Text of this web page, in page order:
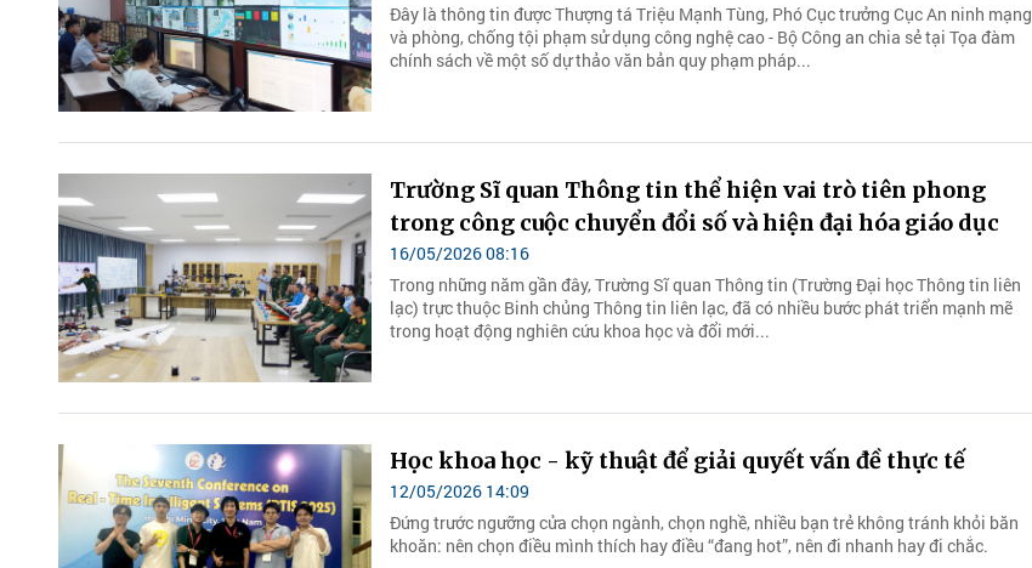
Đây là thông tin được Thượng tá Triệu Mạnh Tùng, Phó Cục trưởng Cục An ninh mạng
và phòng, chống tội phạm sử dụng công nghệ cao - Bộ Công an chia sẻ tại Tọa đàm
chính sách về một số dự thảo văn bản quy phạm pháp...
Trường Sĩ quan Thông tin thể hiện vai trò tiên phong
trong công cuộc chuyển đổi số và hiện đại hóa giáo dục
16/05/2026 08:16
Trong những năm gần đây, Trường Sĩ quan Thông tin (Trường Đại học Thông tin liên
lạc) trực thuộc Binh chủng Thông tin liên lạc, đã có nhiều bước phát triển mạnh mẽ
trong hoạt động nghiên cứu khoa học và đổi mới...
Học khoa học - kỹ thuật để giải quyết vấn đề thực tế
12/05/2026 14:09
Đứng trước ngưỡng cửa chọn ngành, chọn nghề, nhiều bạn trẻ không tránh khỏi băn
khoăn: nên chọn điều mình thích hay điều “đang hot”, nên đi nhanh hay đi chắc.